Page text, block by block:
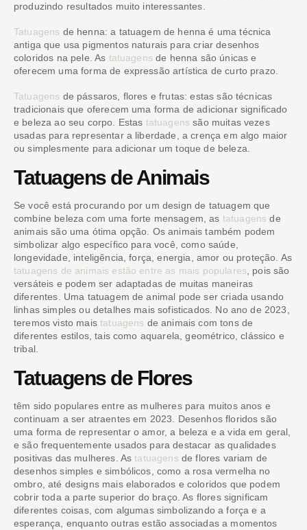
produzindo resultados muito interessantes.
Tatuagens de henna: a tatuagem de henna é uma técnica
antiga que usa pigmentos naturais para criar desenhos
coloridos na pele. As tatuagens de henna são únicas e
oferecem uma forma de expressão artística de curto prazo.
Tatuagens de pássaros, flores e frutas: estas são técnicas
tradicionais que oferecem uma forma de adicionar significado
e beleza ao seu corpo. Estas tatuagens são muitas vezes
usadas para representar a liberdade, a crença em algo maior
ou simplesmente para adicionar um toque de beleza.
Tatuagens de Animais
Se você está procurando por um design de tatuagem que
combine beleza com uma forte mensagem, as tatuagens de
animais são uma ótima opção. Os animais também podem
simbolizar algo específico para você, como saúde,
longevidade, inteligência, força, energia, amor ou proteção. As
tatuagens de animais estão entre as mais populares, pois são
versáteis e podem ser adaptadas de muitas maneiras
diferentes. Uma tatuagem de animal pode ser criada usando
linhas simples ou detalhes mais sofisticados. No ano de 2023,
teremos visto maistatuagens de animais com tons de
diferentes estilos, tais como aquarela, geométrico, clássico e
tribal.
Tatuagens de Flores
têm sido populares entre as mulheres para muitos anos e
continuam a ser atraentes em 2023. Desenhos floridos são
uma forma de representar o amor, a beleza e a vida em geral,
e são frequentemente usados ​​para destacar as qualidades
positivas das mulheres. Astatuagens de flores variam de
desenhos simples e simbólicos, como a rosa vermelha no
ombro, até designs mais elaborados e coloridos que podem
cobrir toda a parte superior do braço. As flores significam
diferentes coisas, com algumas simbolizando a força e a
esperança, enquanto outras estão associadas a momentos